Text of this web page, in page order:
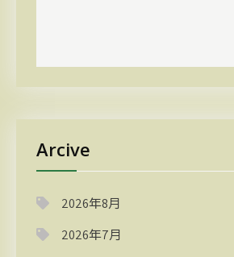
Arcive
2026年8月
2026年7月